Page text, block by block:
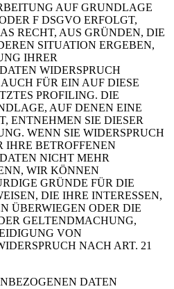
AUF GRUNDLAGE
F DSGVO ERFOLGT,
RECHT, AUS GRÜNDEN, DIE
SITUATION ERGEBEN,
IHRER
WIDERSPRUCH
FÜR EIN AUF DIESE
PROFILING. DIE
AUF DENEN EINE
ENTNEHMEN SIE DIESER
WENN SIE WIDERSPRUCH
IHRE BETROFFENEN
NICHT MEHR
WIR KÖNNEN
GRÜNDE FÜR DIE
DIE IHRE INTERESSEN,
ÜBERWIEGEN ODER DIE
GELTENDMACHUNG,
VON
NACH ART. 21
DATEN